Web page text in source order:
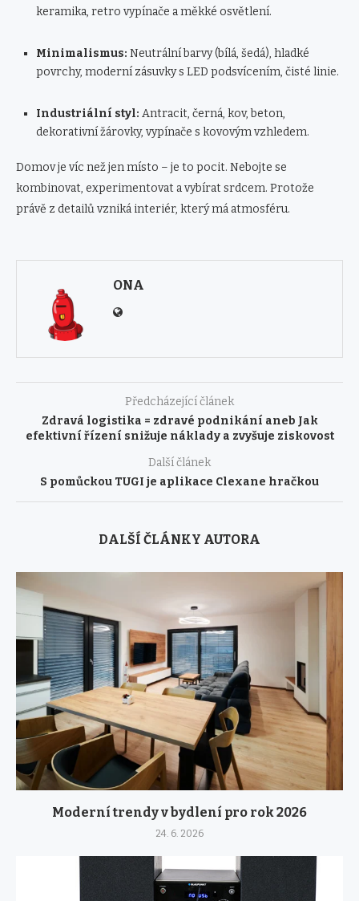
keramika, retro vypínače a měkké osvětlení.
Minimalismus: Neutrální barvy (bílá, šedá), hladké
povrchy, moderní zásuvky s LED podsvícením, čisté linie.
Industriální styl: Antracit, černá, kov, beton,
dekorativní žárovky, vypínače s kovovým vzhledem.
Domov je víc než jen místo – je to pocit. Nebojte se
kombinovat, experimentovat a vybírat srdcem. Protože
právě z detailů vzniká interiér, který má atmosféru.
ONA
Předcházející článek
Zdravá logistika = zdravé podnikání aneb Jak
efektivní řízení snižuje náklady a zvyšuje ziskovost
Další článek
S pomůckou TUGI je aplikace Clexane hračkou
DALŠÍ ČLÁNKY AUTORA
Moderní trendy v bydlení pro rok 2026
24. 6. 2026